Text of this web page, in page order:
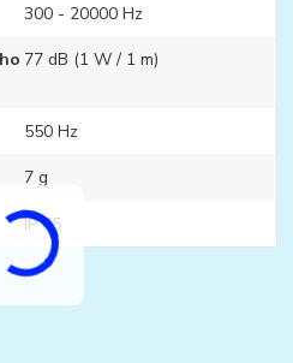
300 - 20000 Hz
77 dB (1 W / 1 m)
550 Hz
7 g
IP 65